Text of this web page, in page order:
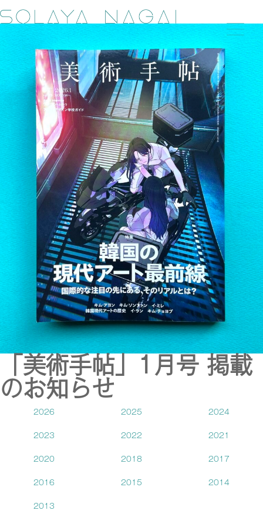
「美術手帖」1月号 掲載
のお知らせ
2026 2025 2024
2023 2022 2021
2020 2018 2017
2016 2015 2014
2013